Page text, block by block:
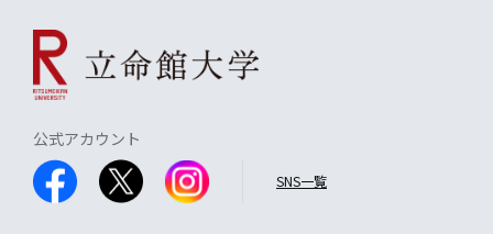
公式アカウント
SNS一覧